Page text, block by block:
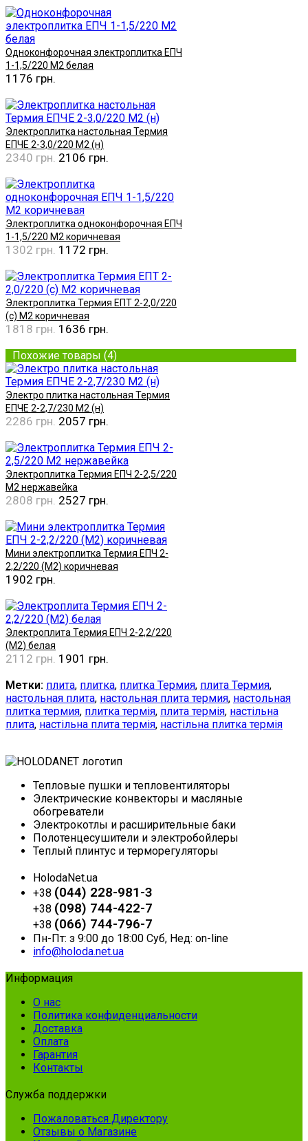
Одноконфорочная электроплитка ЕПЧ
1-1,5/220 М2 белая
1176 грн.
Электроплитка настольная Термия
ЕПЧE 2-3,0/220 M2 (н)
2340 грн. 2106 грн.
Электроплитка одноконфорочная ЕПЧ
1-1,5/220 М2 коричневая
1302 грн. 1172 грн.
Электроплитка Термия ЕПТ 2-2,0/220
(с) М2 коричневая
1818 грн. 1636 грн.
Похожие товары (4)
Электро плитка настольная Термия
ЕПЧE 2-2,7/230 М2 (н)
2286 грн. 2057 грн.
Электроплитка Термия ЕПЧ 2-2,5/220
М2 нержавейка
2808 грн. 2527 грн.
Мини электроплитка Термия ЕПЧ 2-
2,2/220 (М2) коричневая
1902 грн.
Электроплита Термия ЕПЧ 2-2,2/220
(М2) белая
2112 грн. 1901 грн.
Метки: плита, плитка, плитка Термия, плита Термия,
настольная плита, настольная плита термия, настольная
плитка термия, плитка термія, плита термія, настільна
плита, настільна плита термія, настільна плитка термія
Тепловые пушки и тепловентиляторы
Электрические конвекторы и масляные
обогреватели
Электрокотлы и расширительные баки
Полотенцесушители и электробойлеры
Теплый плинтус и терморегуляторы
HolodaNet.ua
+38 (044) 228-981-3
+38 (098) 744-422-7
+38 (066) 744-796-7
Пн-Пт: з 9:00 до 18:00 Суб, Нед: on-line
info@holoda.net.ua
Информация
О нас
Политика конфиденциальности
Доставка
Оплата
Гарантия
Контакты
Служба поддержки
Пожаловаться Директору
Отзывы о Магазине